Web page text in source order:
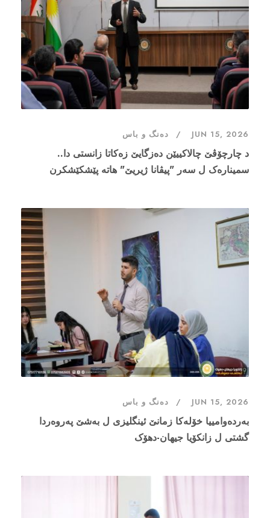
JUN 15, 2026 دەنگ و باس
د چارچۆڤێ چالاکییێن دەزگایێ زەکاتا زانستی دا..
سمینارەک ل سەر "پیڤانا ژیریێ" هاتە پێشکێشکرن
JUN 15, 2026 دەنگ و باس
بەردەوامییا خۆلەکا زمانێ ئینگلیزی ل بەشێ پەروەردا
گشتى ل زانکۆیا جیهان-دهۆک